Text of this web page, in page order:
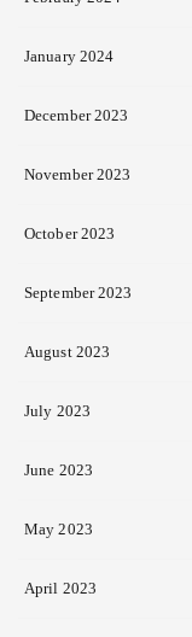
January 2024
December 2023
November 2023
October 2023
September 2023
August 2023
July 2023
June 2023
May 2023
April 2023